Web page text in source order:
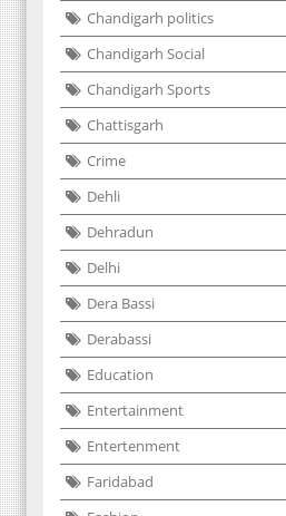
Chandigarh politics
Chandigarh Social
Chandigarh Sports
Chattisgarh
Crime
Dehli
Dehradun
Delhi
Dera Bassi
Derabassi
Education
Entertainment
Entertenment
Faridabad